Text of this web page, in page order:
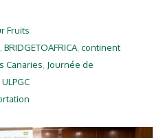
Fruits
BRIDGETOAFRICA continent
Canaries Journée de
ULPGC